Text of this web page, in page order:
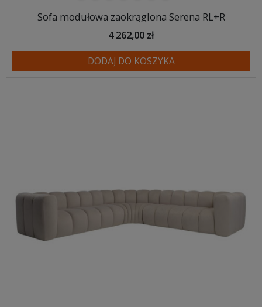
Sofa modułowa zaokrąglona Serena RL+R
4 262,00 zł
DODAJ DO KOSZYKA